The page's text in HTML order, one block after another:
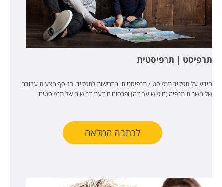
תרפיסט | תרפיסטית
מידע על תפקיד תרפיסט / תרפיסטית והדרישות לתפקיד. בנוסף הצעות עבודה
של משרות תרפיה (חיפוש עבודה) ופרסום מודעת דרושים של תרפיסטים.
לכתבה המלאה